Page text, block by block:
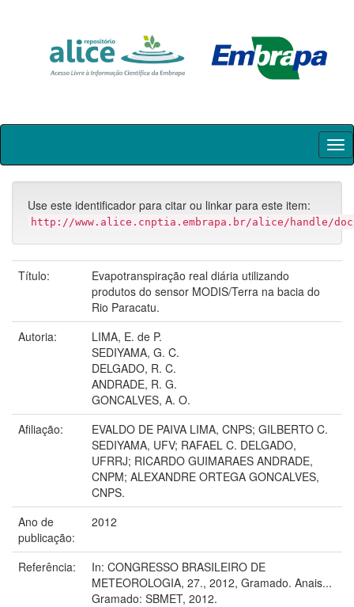
Skip
Use este identificador para citar ou linkar para este item:
http://www.alice.cnptia.embrapa.br/alice/handle/
Título:
Evapotranspiração real diária utilizando
produtos do sensor MODIS/Terra na bacia do
Rio Paracatu.
Autoria:
LIMA, E. de P.
SEDIYAMA, G. C.
DELGADO, R. C.
ANDRADE, R. G.
GONCALVES, A. O.
Afiliação:
EVALDO DE PAIVA LIMA, CNPS; GILBERTO C.
SEDIYAMA, UFV; RAFAEL C. DELGADO,
UFRRJ; RICARDO GUIMARAES ANDRADE,
CNPM; ALEXANDRE ORTEGA GONCALVES,
CNPS.
Ano de
publicação:
2012
Referência:
In: CONGRESSO BRASILEIRO DE
METEOROLOGIA, 27., 2012, Gramado. Anais...
Gramado: SBMET, 2012.